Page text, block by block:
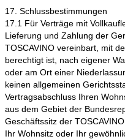
17. Schlussbestimmungen
17.1 Für Verträge mit
Lieferung und Zahlung der
TOSCAVINO vereinbart, mit
berechtigt ist, nach eigener
oder am Ort einer
keinen allgemeinen
Vertragsabschluss Ihren
aus dem Gebiet der
Geschäftssitz der
Ihr Wohnsitz oder Ihr